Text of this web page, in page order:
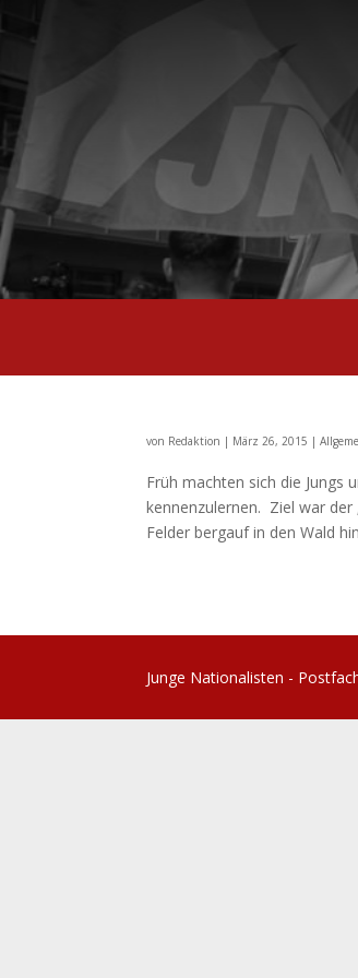
von Redaktion | März 26, 2015 |
Früh machten sich die Jungs
kennenzulernen. Ziel war
Felder bergauf in den Wald
Junge Nationalisten -